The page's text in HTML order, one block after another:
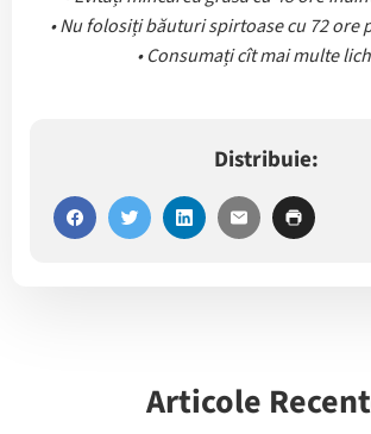
• Nu folosiți băuturi spirtoase cu 72 ore
• Consumați cît mai multe
Distribuie:
Articole